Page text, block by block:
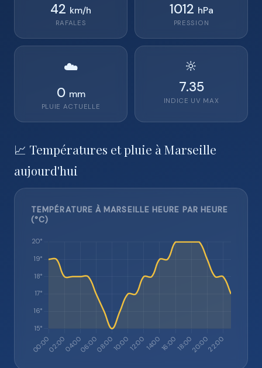
42 km/h
RAFALES
1012 hPa
PRESSION
☁️
0 mm
PLUIE ACTUELLE
🔆
7.35
INDICE UV MAX
📈 Températures et pluie à Marseille
aujourd'hui
TEMPÉRATURE À MARSEILLE HEURE PAR HEURE
(°C)